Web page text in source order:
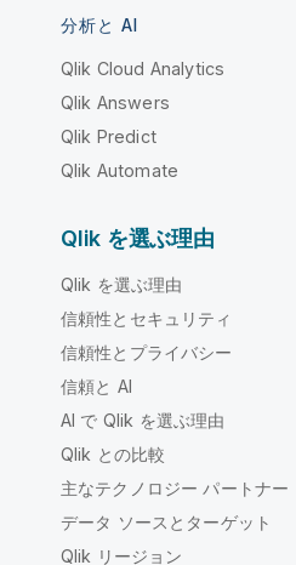
分析と AI
Qlik Cloud Analytics
Qlik Answers
Qlik Predict
Qlik Automate
Qlik を選ぶ理由
Qlik を選ぶ理由
信頼性とセキュリティ
信頼性とプライバシー
信頼と AI
AI で Qlik を選ぶ理由
Qlik との比較
主なテクノロジー パートナー
データ ソースとターゲット
Qlik リージョン